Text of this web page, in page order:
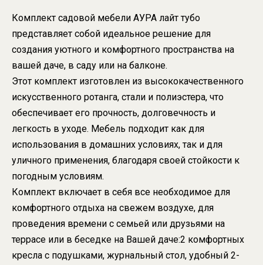
Комплект садовой мебели АУРА лайт тубо
представляет собой идеальное решение для
создания уютного и комфортного пространства на
вашей даче, в саду или на балконе.
Этот комплект изготовлен из высококачественного
искусственного ротанга, стали и полиэстера, что
обеспечивает его прочность, долговечность и
легкость в уходе. Мебель подходит как для
использования в домашних условиях, так и для
уличного применения, благодаря своей стойкости к
погодным условиям.
Комплект включает в себя все необходимое для
комфортного отдыха на свежем воздухе, для
проведения времени с семьей или друзьями на
террасе или в беседке на Вашей даче:2 комфортных
кресла с подушками, журнальный стол, удобный 2-